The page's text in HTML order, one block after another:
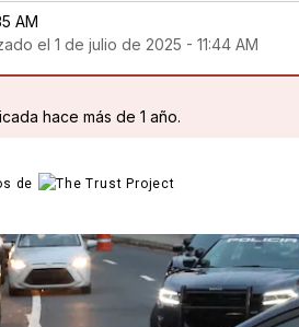
AM
el1 de julio de 2025 - 11:44 AM
hace más de 1 año.
de